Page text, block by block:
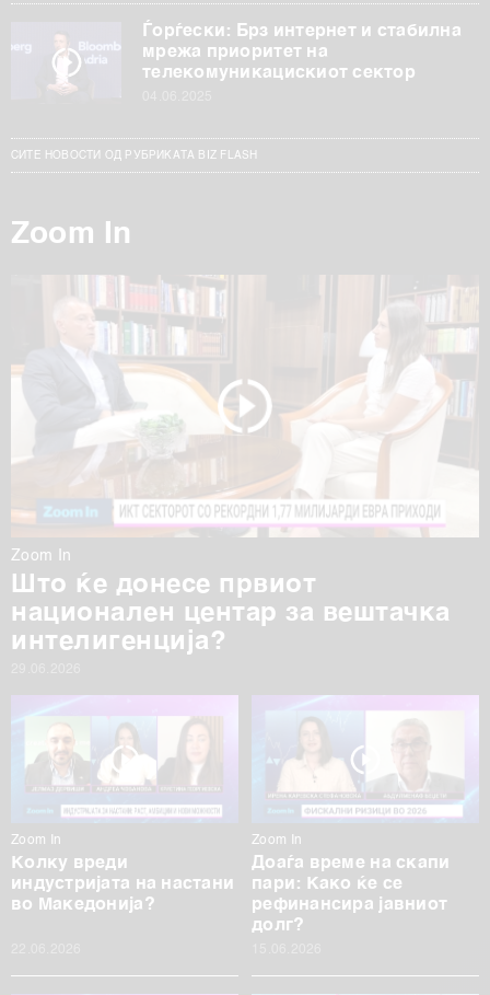
Ѓорѓески: Брз интернет и стабилна
мрежа приоритет на
телекомуникацискиот сектор
СИТЕ НОВОСТИ ОД РУБРИКАТА BIZ FLASH
Zoom In
Zoom In
Што ќе донесе првиот
национален центар за вештачка
интелигенција?
Zoom In
Колку вреди
индустријата на настани
во Македонија?
Zoom In
Доаѓа време на скапи
пари: Како ќе се
рефинансира јавниот
долг?